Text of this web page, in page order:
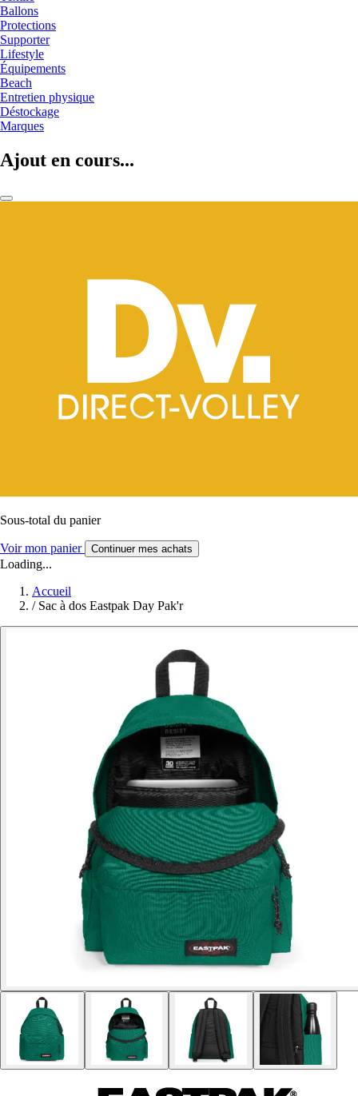
Ballons
Protections
Supporter
Lifestyle
Équipements
Beach
Entretien physique
Déstockage
Marques
Ajout en cours...
Sous-total du panier
Voir mon panier Continuer mes achats
Loading...
Accueil
/ Sac à dos Eastpak Day Pak'r